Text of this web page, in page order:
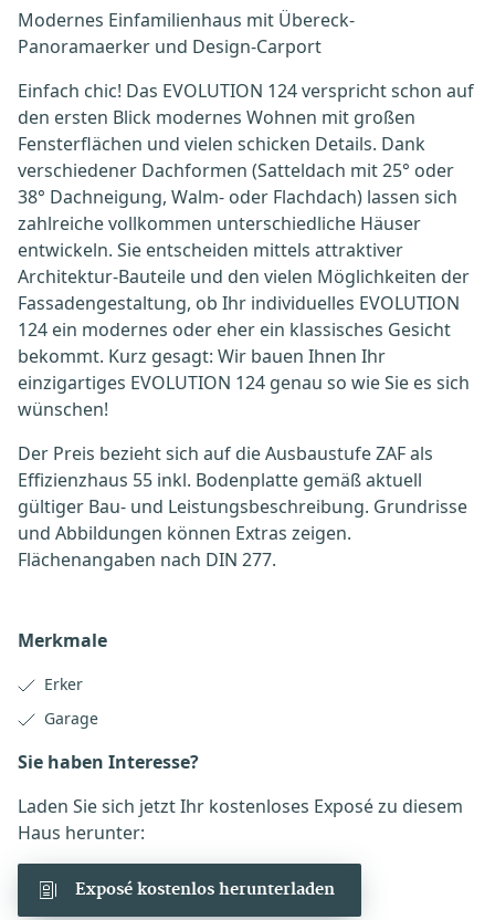
Modernes Einfamilienhaus mit Übereck-
Panoramaerker und Design-Carport
Einfach chic! Das EVOLUTION 124 verspricht schon auf
den ersten Blick modernes Wohnen mit großen
Fensterflächen und vielen schicken Details. Dank
verschiedener Dachformen (Satteldach mit 25° oder
38° Dachneigung, Walm- oder Flachdach) lassen sich
zahlreiche vollkommen unterschiedliche Häuser
entwickeln. Sie entscheiden mittels attraktiver
Architektur-Bauteile und den vielen Möglichkeiten der
Fassadengestaltung, ob Ihr individuelles EVOLUTION
124 ein modernes oder eher ein klassisches Gesicht
bekommt. Kurz gesagt: Wir bauen Ihnen Ihr
einzigartiges EVOLUTION 124 genau so wie Sie es sich
wünschen!
Der Preis bezieht sich auf die Ausbaustufe ZAF als
Effizienzhaus 55 inkl. Bodenplatte gemäß aktuell
gültiger Bau- und Leistungsbeschreibung. Grundrisse
und Abbildungen können Extras zeigen.
Flächenangaben nach DIN 277.
Merkmale
Erker
Garage
Sie haben Interesse?
Laden Sie sich jetzt Ihr kostenloses Exposé zu diesem
Haus herunter:
Exposé kostenlos herunterladen